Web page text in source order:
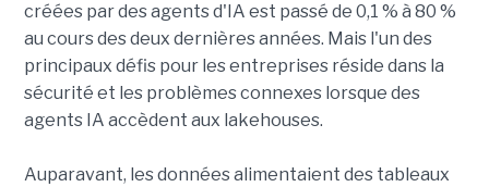
créées par des agents d'IA est passé de 0,1 % à 80 %
au cours des deux dernières années. Mais l'un des
principaux défis pour les entreprises réside dans la
sécurité et les problèmes connexes lorsque des
agents IA accèdent aux lakehouses.
Auparavant, les données alimentaient des tableaux